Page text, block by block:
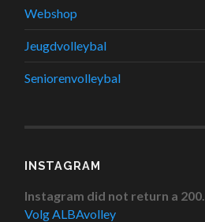
Webshop
Jeugdvolleybal
Seniorenvolleybal
INSTAGRAM
Instagram did not return a 200.
Volg ALBAvolley